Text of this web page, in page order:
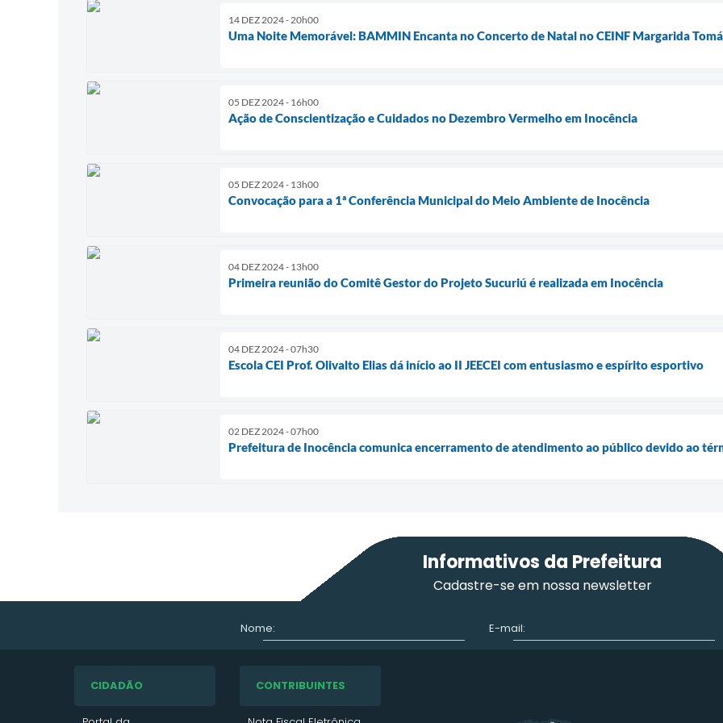
14 DEZ 2024 - 20h00
Uma Noite Memorável: BAMMIN Encanta no Concerto de Natal no CEINF Margarida
05 DEZ 2024 - 16h00
Ação de Conscientização e Cuidados no Dezembro Vermelho em Inocência
05 DEZ 2024 - 13h00
Convocação para a 1ª Conferência Municipal do Meio Ambiente de Inocência
04 DEZ 2024 - 13h00
Primeira reunião do Comitê Gestor do Projeto Sucuriú é realizada em Inocência
04 DEZ 2024 - 07h30
Escola CEI Prof. Olivalto Elias dá início ao II JEECEI com entusiasmo e espírito esportivo
02 DEZ 2024 - 07h00
Prefeitura de Inocência comunica encerramento de atendimento ao público devido ao
Informativos da Prefeitura
Cadastre-se em nossa newsletter
Nome: E-mail:
CIDADÃO CONTRIBUINTES